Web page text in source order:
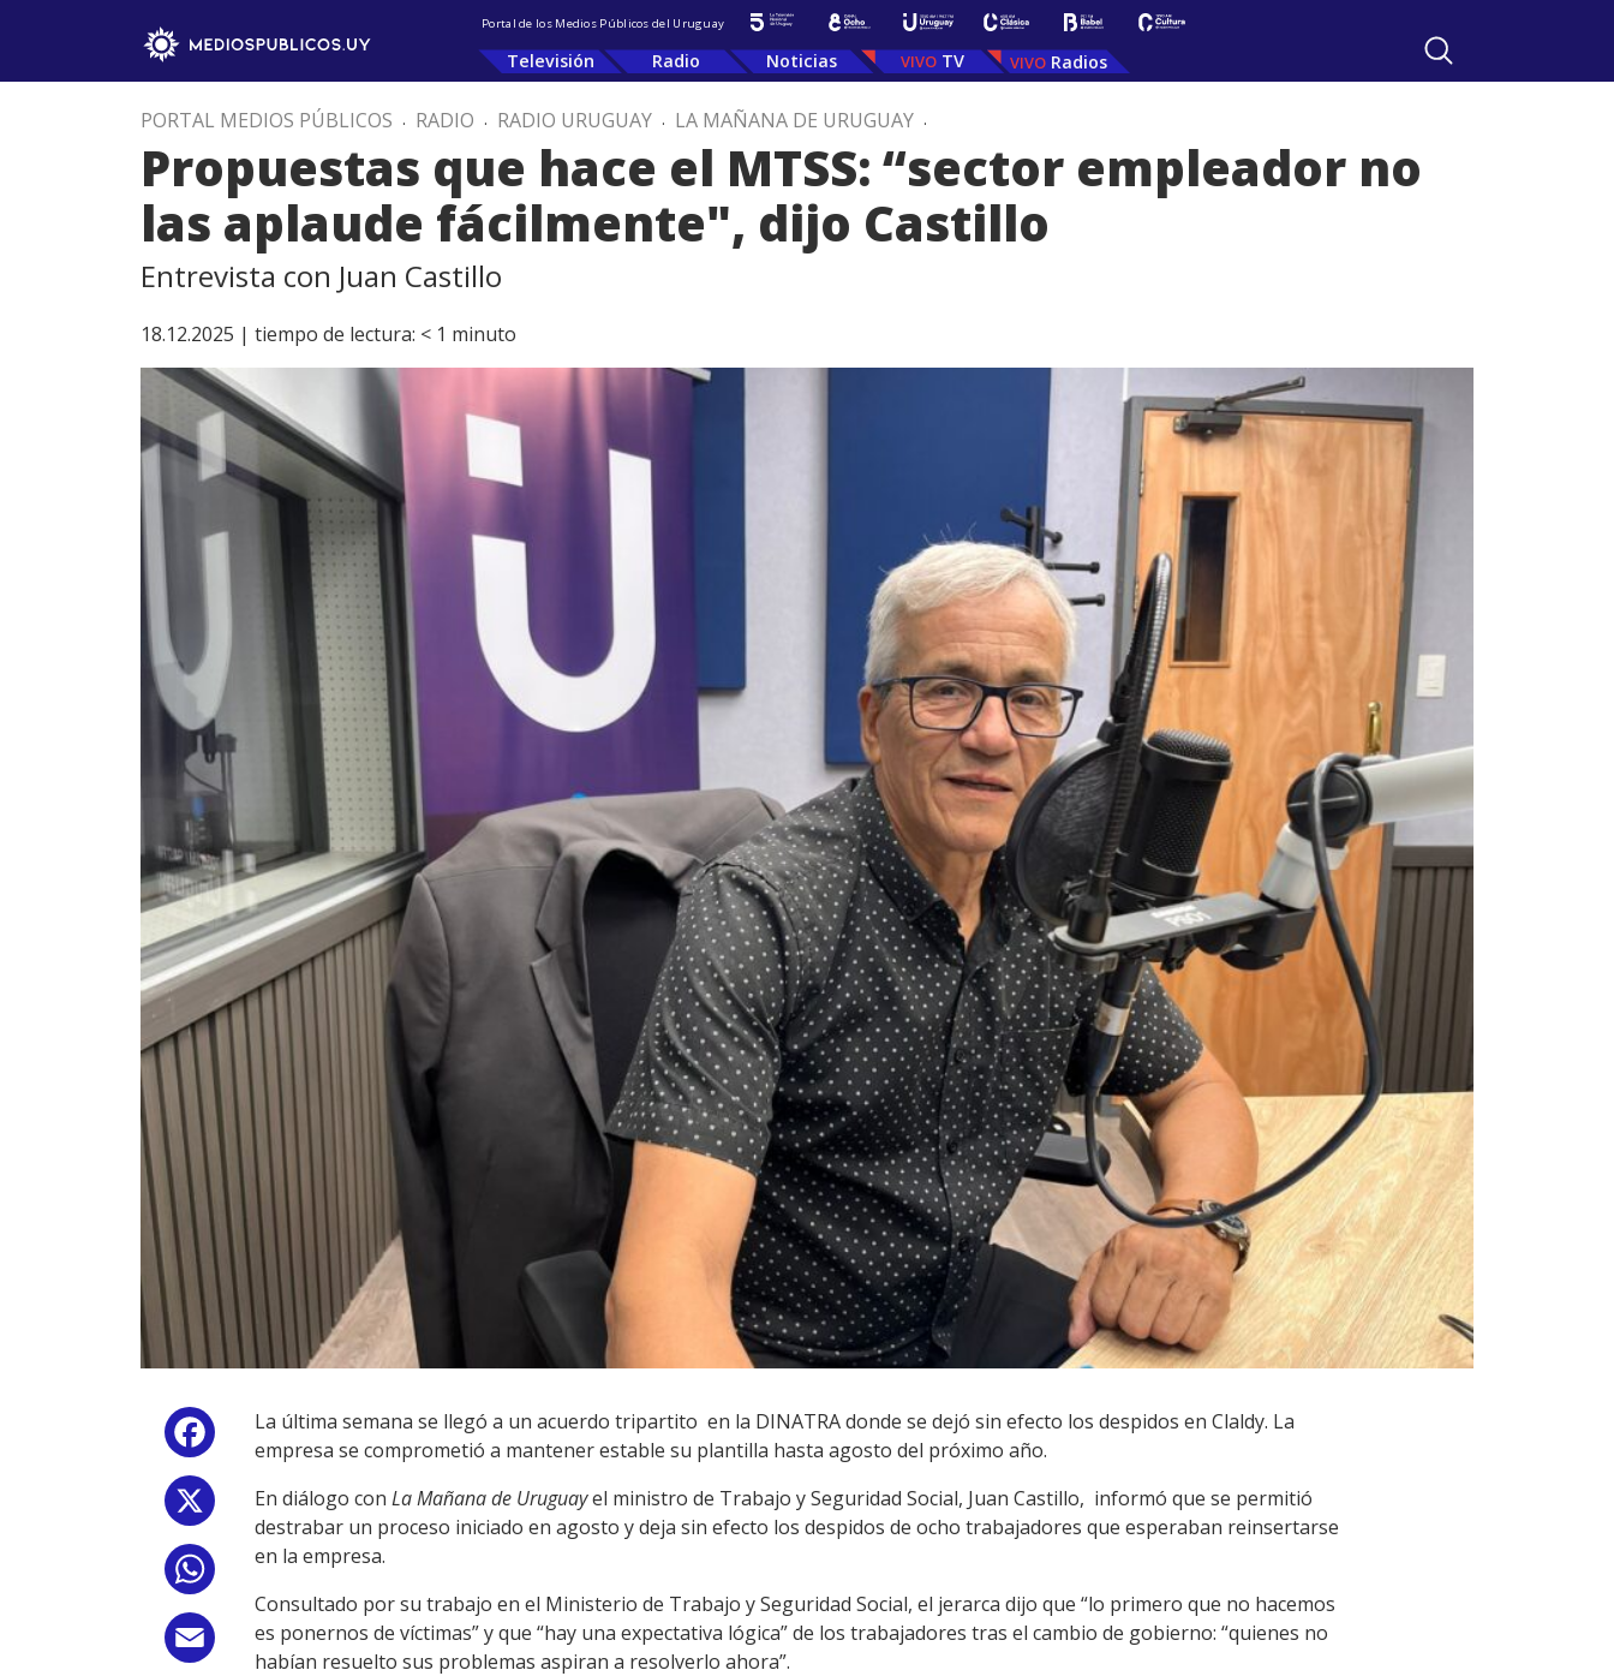
Portal de los Medios Públicos del Uruguay
Televisión Radio Noticias TV Radios
PORTAL MEDIOS PÚBLICOS . RADIO . RADIO URUGUAY . LA MAÑANA DE URUGUAY .
Propuestas que hace el MTSS: “sector empleador no
las aplaude fácilmente", dijo Castillo
Entrevista con Juan Castillo
18.12.2025 | tiempo de lectura: < 1 minuto
Facebook
Email
La última semana se llegó a un acuerdo tripartito en la DINATRA donde se dejó sin efecto los despidos en Claldy. La
empresa se comprometió a mantener estable su plantilla hasta agosto del próximo año.
En diálogo con La Mañana de Uruguayel ministro de Trabajo y Seguridad Social, Juan Castillo, informó que se permitió
destrabar un proceso iniciado en agosto y deja sin efecto los despidos de ocho trabajadores que esperaban reinsertarse
en la empresa.
Consultado por su trabajo en el Ministerio de Trabajo y Seguridad Social, el jerarca dijo que “lo primero que no hacemos
es ponernos de víctimas” y que “hay una expectativa lógica” de los trabajadores tras el cambio de gobierno: “quienes no
habían resuelto sus problemas aspiran a resolverlo ahora”.